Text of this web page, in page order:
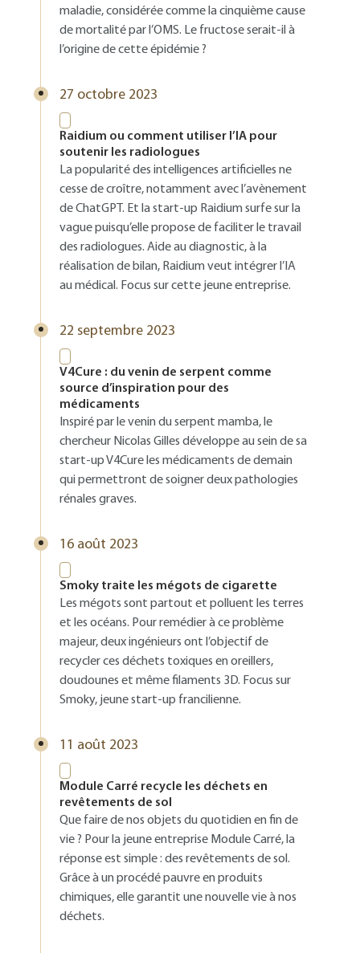
maladie, considérée comme la cinquième cause
de mortalité par l’OMS. Le fructose serait-il à
l’origine de cette épidémie ?
27 octobre 2023
Raidium ou comment utiliser l’IA pour
soutenir les radiologues
La popularité des intelligences artificielles ne
cesse de croître, notamment avec l’avènement
de ChatGPT. Et la start-up Raidium surfe sur la
vague puisqu’elle propose de faciliter le travail
des radiologues. Aide au diagnostic, à la
réalisation de bilan, Raidium veut intégrer l’IA
au médical. Focus sur cette jeune entreprise.
22 septembre 2023
V4Cure : du venin de serpent comme
source d’inspiration pour des
médicaments
Inspiré par le venin du serpent mamba, le
chercheur Nicolas Gilles développe au sein de sa
start-up V4Cure les médicaments de demain
qui permettront de soigner deux pathologies
rénales graves.
16 août 2023
Smoky traite les mégots de cigarette
Les mégots sont partout et polluent les terres
et les océans. Pour remédier à ce problème
majeur, deux ingénieurs ont l’objectif de
recycler ces déchets toxiques en oreillers,
doudounes et même filaments 3D. Focus sur
Smoky, jeune start-up francilienne.
11 août 2023
Module Carré recycle les déchets en
revêtements de sol
Que faire de nos objets du quotidien en fin de
vie ? Pour la jeune entreprise Module Carré, la
réponse est simple : des revêtements de sol.
Grâce à un procédé pauvre en produits
chimiques, elle garantit une nouvelle vie à nos
déchets.